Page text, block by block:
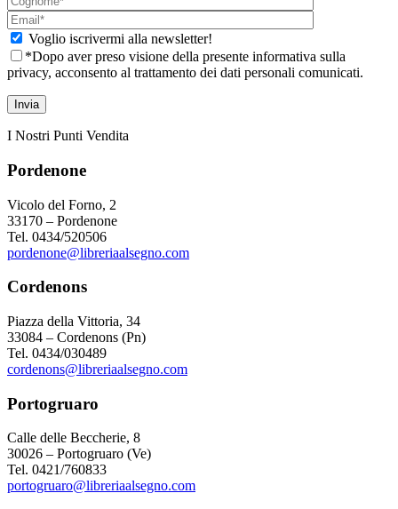
Voglio iscrivermi alla newsletter!
*Dopo aver preso visione della presente informativa sulla
privacy, acconsento al trattamento dei dati personali comunicati.
I Nostri Punti Vendita
Pordenone
Vicolo del Forno, 2
33170 – Pordenone
Tel. 0434/520506
pordenone@libreriaalsegno.com
Cordenons
Piazza della Vittoria, 34
33084 – Cordenons (Pn)
Tel. 0434/030489
cordenons@libreriaalsegno.com
Portogruaro
Calle delle Beccherie, 8
30026 – Portogruaro (Ve)
Tel. 0421/760833
portogruaro@libreriaalsegno.com